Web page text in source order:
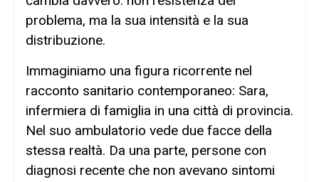
problema, ma la sua intensità e la sua
distribuzione.
Immaginiamo una figura ricorrente nel
racconto sanitario contemporaneo: Sara,
infermiera di famiglia in una città di provincia.
Nel suo ambulatorio vede due facce della
stessa realtà. Da una parte, persone con
diagnosi recente che non avevano sintomi